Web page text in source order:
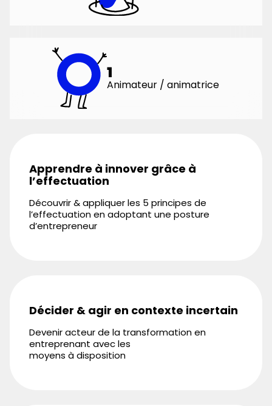
1
Animateur / animatrice
Apprendre à innover grâce à
l’effectuation
Découvrir & appliquer les 5 principes de
l’effectuation en adoptant une posture
d’entrepreneur
Décider & agir en contexte incertain
Devenir acteur de la transformation en
entreprenant avec les
moyens à disposition